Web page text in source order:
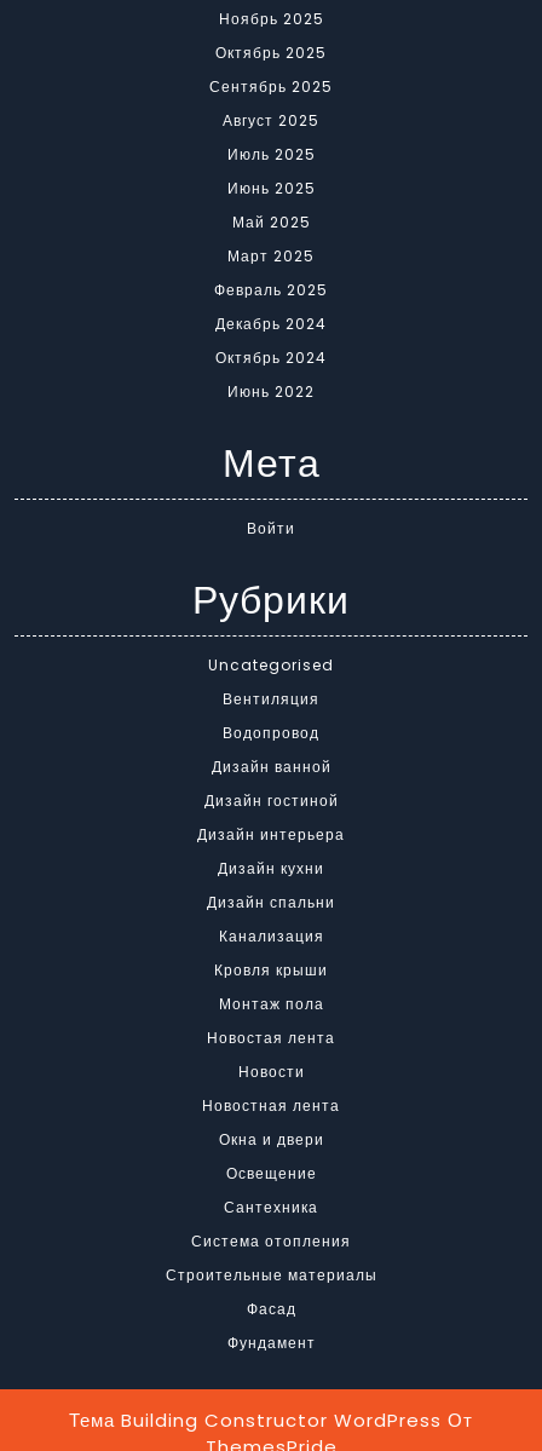
Ноябрь 2025
Октябрь 2025
Сентябрь 2025
Август 2025
Июль 2025
Июнь 2025
Май 2025
Март 2025
Февраль 2025
Декабрь 2024
Октябрь 2024
Июнь 2022
Мета
Войти
Рубрики
Uncategorised
Вентиляция
Водопровод
Дизайн ванной
Дизайн гостиной
Дизайн интерьера
Дизайн кухни
Дизайн спальни
Канализация
Кровля крыши
Монтаж пола
Новостая лента
Новости
Новостная лента
Окна и двери
Освещение
Сантехника
Система отопления
Строительные материалы
Фасад
Фундамент
Тема Building Constructor WordPress От